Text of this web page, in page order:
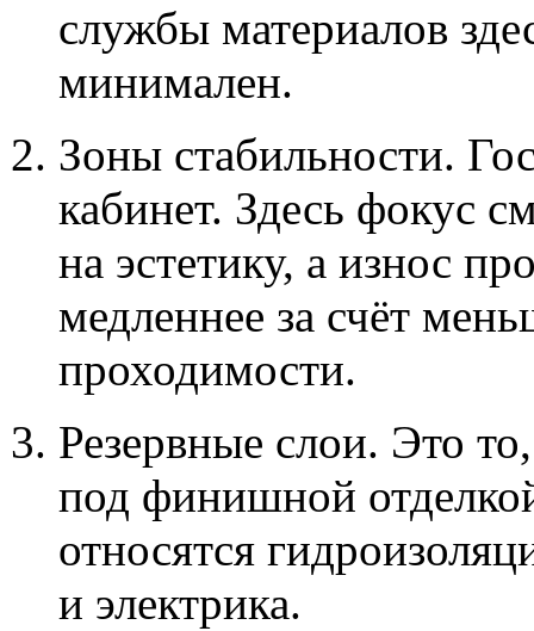
службы материалов
минимален.
Зоны стабильности.
кабинет. Здесь фокус
на эстетику, а износ
медленнее за счёт
проходимости.
Резервные слои. Это
под финишной
относятся
и электрика.